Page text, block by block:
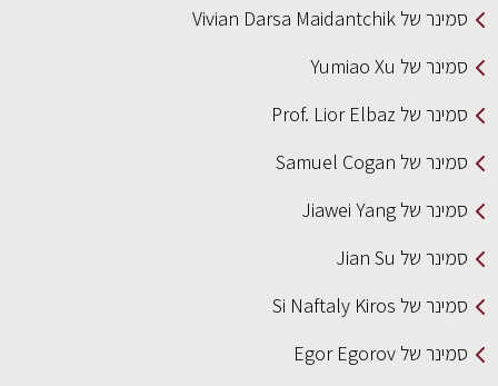
סמינר של Vivian Darsa Maidantchik
סמינר של Yumiao Xu
סמינר של Prof. Lior Elbaz
סמינר של Samuel Cogan
סמינר של Jiawei Yang
סמינר של Jian Su
סמינר של Si Naftaly Kiros
סמינר של Egor Egorov